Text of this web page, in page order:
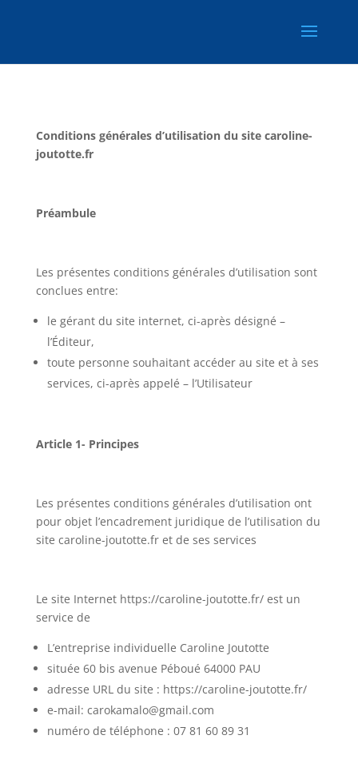
Conditions générales d’utilisation du site caroline-
joutotte.fr
Préambule
Les présentes conditions générales d’utilisation sont
conclues entre:
le gérant du site internet, ci-après désigné –
l’Éditeur,
toute personne souhaitant accéder au site et à ses
services, ci-après appelé – l’Utilisateur
Article 1- Principes
Les présentes conditions générales d’utilisation ont
pour objet l’encadrement juridique de l’utilisation du
site caroline-joutotte.fr et de ses services
Le site Internet https://caroline-joutotte.fr/ est un
service de
L’entreprise individuelle Caroline Joutotte
située 60 bis avenue Péboué 64000 PAU
adresse URL du site : https://caroline-joutotte.fr/
e-mail: carokamalo@gmail.com
numéro de téléphone : 07 81 60 89 31